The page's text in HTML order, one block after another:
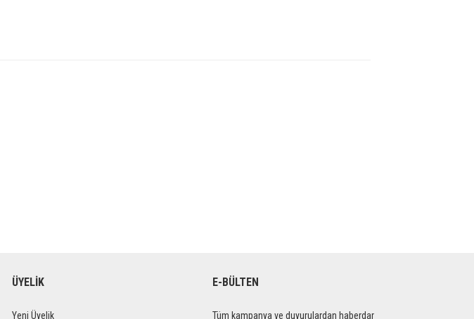
ÜYELİK
Yeni Üyelik
E-BÜLTEN
Tüm kampanya ve duyurulardan haberdar